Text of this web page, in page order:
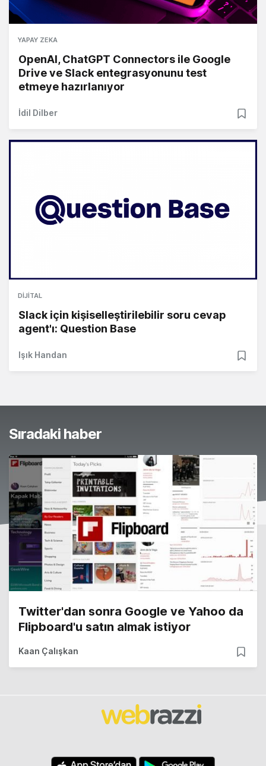
YAPAY ZEKA
OpenAI, ChatGPT Connectors ile Google
Drive ve Slack entegrasyonunu test
etmeye hazırlanıyor
İdil Dilber
DIJITAL
Slack için kişiselleştirilebilir soru cevap
agent'ı: Question Base
Işık Handan
Sıradaki haber
Twitter'dan sonra Google ve Yahoo da
Flipboard'u satın almak istiyor
Kaan Çalışkan